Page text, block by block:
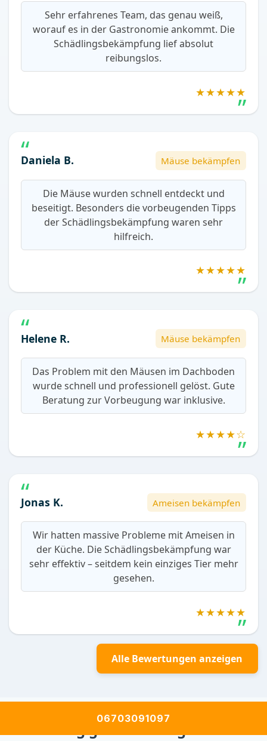
Sehr erfahrenes Team, das genau weiß,
worauf es in der Gastronomie ankommt. Die
Schädlingsbekämpfung lief absolut
reibungslos.
★★★★★
Daniela B. Mäuse bekämpfen
Die Mäuse wurden schnell entdeckt und
beseitigt. Besonders die vorbeugenden Tipps
der Schädlingsbekämpfung waren sehr
hilfreich.
★★★★★
Helene R. Mäuse bekämpfen
Das Problem mit den Mäusen im Dachboden
wurde schnell und professionell gelöst. Gute
Beratung zur Vorbeugung war inklusive.
★★★★☆
Jonas K. Ameisen bekämpfen
Wir hatten massive Probleme mit Ameisen in
der Küche. Die Schädlingsbekämpfung war
sehr effektiv – seitdem kein einziges Tier mehr
gesehen.
★★★★★
Alle Bewertungen anzeigen
06703091097